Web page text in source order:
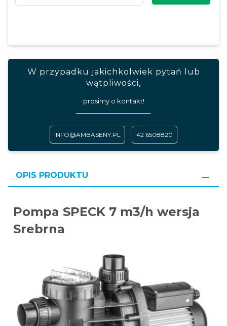
W przypadku jakichkolwiek pytań lub
wątpliwości,
prosimy o kontakt!
INFO@AMBASENY.PL 42 6508820
OPIS PRODUKTU
Pompa SPECK 7 m3/h wersja
Srebrna